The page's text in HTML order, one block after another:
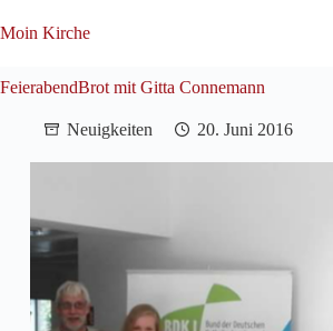
Inhalt
Moin Kirche
FeierabendBrot mit Gitta Connemann
Neuigkeiten 20. Juni 2016